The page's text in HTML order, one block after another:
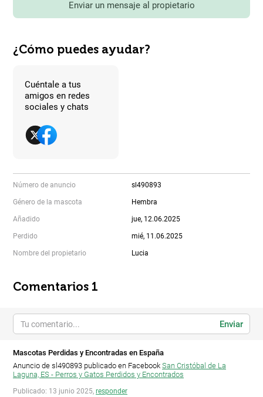
Enviar un mensaje al propietario
¿Cómo puedes ayudar?
Cuéntale a tus
amigos en redes
sociales y chats
Número de anuncio sl490893
Género de la mascota Hembra
Añadido jue, 12.06.2025
Perdido mié, 11.06.2025
Nombre del propietario Lucia
Comentarios 1
Enviar
Mascotas Perdidas y Encontradas en España
Anuncio de sl490893 publicado en Facebook San Cristóbal de La
Laguna, ES - Perros y Gatos Perdidos y Encontrados
Publicado: 13 junio 2025, responder